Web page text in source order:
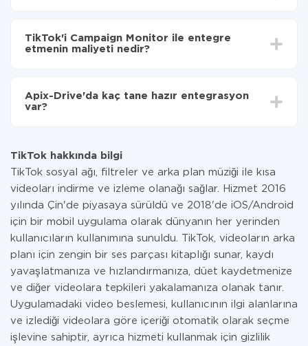
Monitor'ye aktarılacaktır.
olarak, 10-15 dakika sürer.
TikTok'i Campaign Monitor ile entegre
etmenin maliyeti nedir?
Hizmetimiz aracılığıyla yalnızca bir sisteminizden
diğerine aktarılan veri miktarı için ödeme yaparsınız.
Apix-Drive'da kaç tane hazır entegrasyon
var?
TikTok hakkında bilgi
TikTok sosyal ağı, filtreler ve arka plan müziği ile kısa
videoları indirme ve izleme olanağı sağlar. Hizmet 2016
yılında Çin'de piyasaya sürüldü ve 2018'de iOS/Android
için bir mobil uygulama olarak dünyanın her yerinden
kullanıcıların kullanımına sunuldu. TikTok, videoların arka
planı için zengin bir ses parçası kitaplığı sunar, kaydı
yavaşlatmanıza ve hızlandırmanıza, düet kaydetmenize
ve diğer videolara tepkileri yakalamanıza olanak tanır.
Uygulamadaki video beslemesi, kullanıcının ilgi alanlarına
ve izlediği videolara göre içeriği otomatik olarak seçme
işlevine sahiptir, ayrıca hizmeti kullanmak için gizlilik